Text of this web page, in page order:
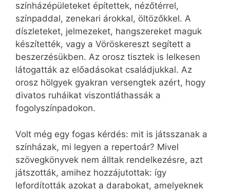
színházépületeket építettek, nézőtérrel,
színpaddal, zenekari árokkal, öltözőkkel. A
díszleteket, jelmezeket, hangszereket maguk
készítették, vagy a Vöröskereszt segített a
beszerzésükben. Az orosz tisztek is lelkesen
látogatták az előadásokat családjukkal. Az
orosz hölgyek gyakran versengtek azért, hogy
divatos ruháikat viszontláthassák a
fogolyszínpadokon.
Volt még egy fogas kérdés: mit is játsszanak a
színházak, mi legyen a repertoár? Mivel
szövegkönyvek nem álltak rendelkezésre, azt
játszották, amihez hozzájutottak: így
lefordították azokat a darabokat, amelyeknek